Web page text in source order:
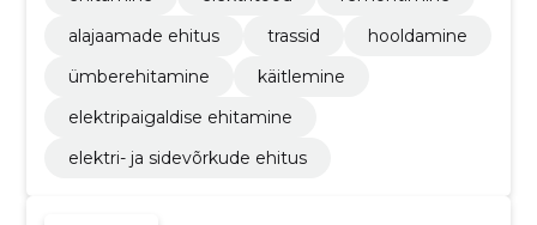
alajaamade ehitus
trassid
hooldamine
ümberehitamine
käitlemine
elektripaigaldise ehitamine
elektri- ja sidevõrkude ehitus